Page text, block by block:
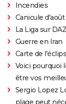
Incendies
Canicule d'août
La Liga sur
Guerre en Iran
Carte de
Voici pourquoi
être vos
Sergio Lopez
plage peut